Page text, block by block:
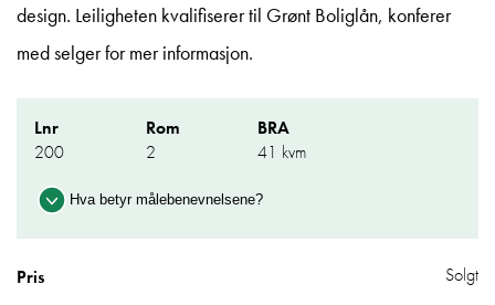
design. Leiligheten kvalifiserer til Grønt Boliglån, konferer
med selger for mer informasjon.
Lnr
200
Rom
2
BRA
41 kvm
Hva betyr målebenevnelsene?
Pris Solgt